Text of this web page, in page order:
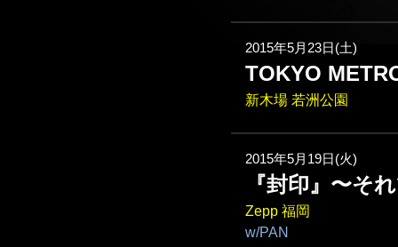
2015年5月23日(土)
TOKYO
新木場 若洲公園
2015年5月19日(火)
『封印』〜そ
Zepp 福岡
w/PAN